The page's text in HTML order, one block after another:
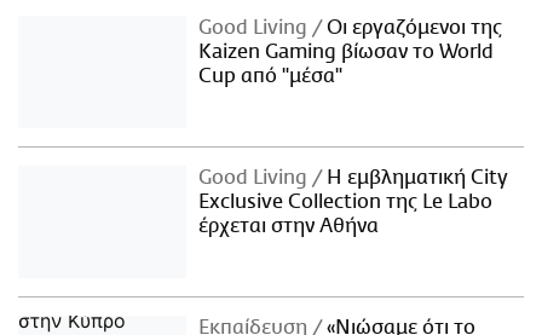
Good Living
Οι εργαζόμενοι της
Kaizen Gaming βίωσαν το World
Cup από "μέσα"
Good Living
Η εμβληματική City
Exclusive Collection της Le Labo
έρχεται στην Αθήνα
Εκπαίδευση
«Νιώσαμε ότι το